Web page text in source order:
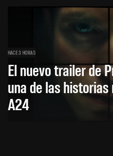
HACE 3 HORAS
El nuevo trailer de
una de las
A24